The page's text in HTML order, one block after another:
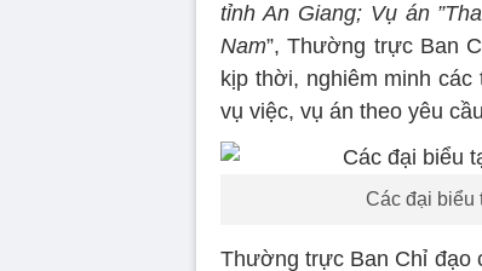
tỉnh An Giang; Vụ án
Nam”, Thường trực Ban
kịp thời, nghiêm minh
vụ việc, vụ án theo yêu
Các đại biểu
Thường trực Ban Chỉ đạo